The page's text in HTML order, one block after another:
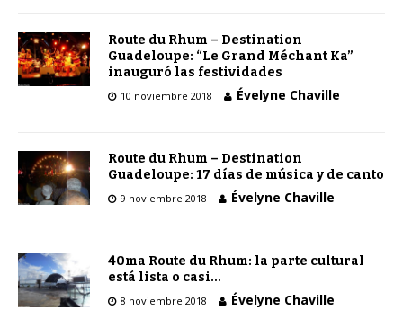
Route du Rhum – Destination
Guadeloupe: “Le Grand Méchant Ka”
inauguró las festividades
10 noviembre 2018 Évelyne Chaville
Route du Rhum – Destination
Guadeloupe: 17 días de música y de canto
9 noviembre 2018 Évelyne Chaville
40ma Route du Rhum: la parte cultural
está lista o casi…
8 noviembre 2018 Évelyne Chaville